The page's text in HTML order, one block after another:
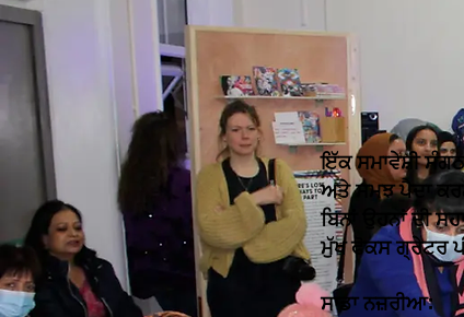
ਇੱਕ ਸਮਾਵੇਸ਼ੀ
ਅਤੇ ਸਮਝ ਪੈਦਾ
ਬਿਨਾਂ ਉਹਨਾਂ ਦੀ
ਮੁੱਖ ਫੋਕਸ ਗ੍ਰੇਟਰ
ਸਾਡਾ ਨਜ਼ਰੀਆ: